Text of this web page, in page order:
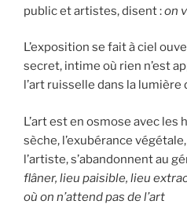
public et artistes, disent :on
L’exposition se fait à ciel
secret, intime où rien n’est
l’art ruisselle dans la lumière
L’art est en osmose avec les
sèche, l’exubérance
l’artiste, s’abandonnent au
flâner, lieu paisible, lieu
où on n’attend pas de l’art